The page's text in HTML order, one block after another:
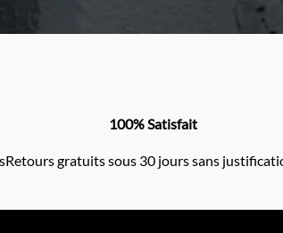
100% Satisfait
Retours gratuits sous 30 jours sans